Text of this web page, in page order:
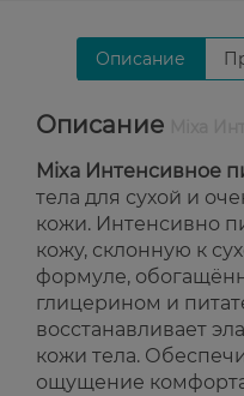
Описание
Описание
Mixa Интенсивное
тела для сухой и
кожи. Интенсивно
кожу, склонную к
формуле,
глицерином и
восстанавливает
кожи тела.
ощущение